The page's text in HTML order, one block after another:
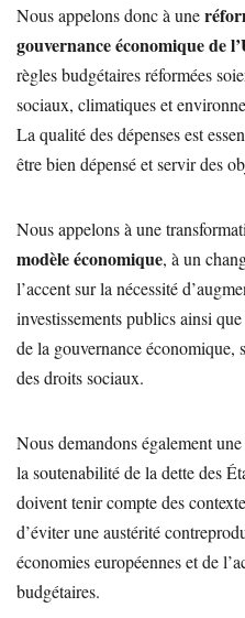
Nous appelons donc à une
gouvernance économique de
règles budgétaires réformées
sociaux, climatiques et
La qualité des dépenses est
être bien dépensé et servir des
Nous appelons à une
modèle économique, à un
l’accent sur la nécessité
investissements publics ainsi
de la gouvernance économique,
des droits sociaux.
Nous demandons également
la soutenabilité de la dette des
doivent tenir compte des
d’éviter une austérité
économies européennes et de
budgétaires.